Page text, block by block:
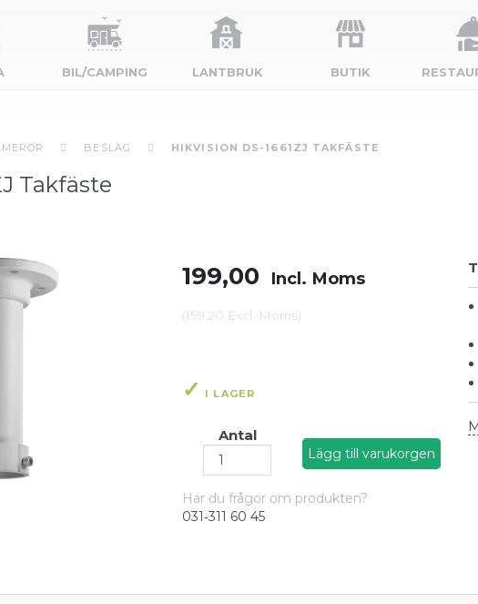
BIL/CAMPING LANTBRUK BUTIK
BESLAG HIKVISION DS-1661ZJ TAKFÄSTE
Takfäste
199,00 Incl. Moms
(159,20 Excl. Moms)
I LAGER
Antal
Lägg till varukorgen
Har du frågor om produkten?
031‑311 60 45